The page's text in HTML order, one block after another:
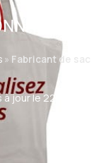
» Fabricant de sac
à jour le 22 juin 2017